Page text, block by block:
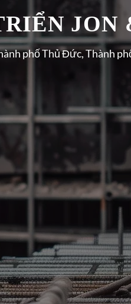
JON
phố Thủ Đức, Thành